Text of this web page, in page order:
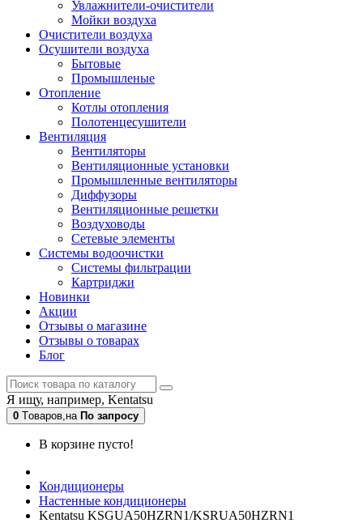
Увлажнители-очистители
Мойки воздуха
Очистители воздуха
Осушители воздуха
Бытовые
Промышленые
Отопление
Котлы отопления
Полотенцесушители
Вентиляция
Вентиляторы
Вентиляционные установки
Промышленные вентиляторы
Диффузоры
Вентиляционные решетки
Воздуховоды
Сетевые элементы
Системы водоочистки
Системы фильтрации
Картриджи
Новинки
Акции
Отзывы о магазине
Отзывы о товарах
Блог
Я ищу, например, Kentatsu
0 Tоваров,на По запросу
В корзине пусто!
Кондиционеры
Настенные кондиционеры
Kentatsu KSGUA50HZRN1/KSRUA50HZRN1